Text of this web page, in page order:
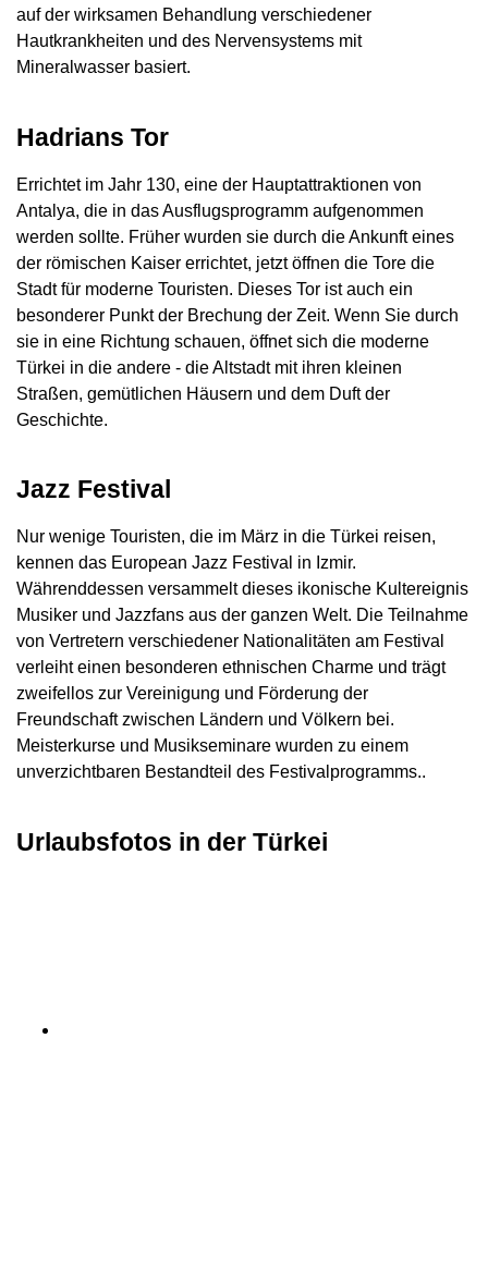
auf der wirksamen Behandlung verschiedener
Hautkrankheiten und des Nervensystems mit
Mineralwasser basiert.
Hadrians Tor
Errichtet im Jahr 130, eine der Hauptattraktionen von
Antalya, die in das Ausflugsprogramm aufgenommen
werden sollte. Früher wurden sie durch die Ankunft eines
der römischen Kaiser errichtet, jetzt öffnen die Tore die
Stadt für moderne Touristen. Dieses Tor ist auch ein
besonderer Punkt der Brechung der Zeit. Wenn Sie durch
sie in eine Richtung schauen, öffnet sich die moderne
Türkei in die andere - die Altstadt mit ihren kleinen
Straßen, gemütlichen Häusern und dem Duft der
Geschichte.
Jazz Festival
Nur wenige Touristen, die im März in die Türkei reisen,
kennen das European Jazz Festival in Izmir.
Währenddessen versammelt dieses ikonische Kultereignis
Musiker und Jazzfans aus der ganzen Welt. Die Teilnahme
von Vertretern verschiedener Nationalitäten am Festival
verleiht einen besonderen ethnischen Charme und trägt
zweifellos zur Vereinigung und Förderung der
Freundschaft zwischen Ländern und Völkern bei.
Meisterkurse und Musikseminare wurden zu einem
unverzichtbaren Bestandteil des Festivalprogramms..
Urlaubsfotos in der Türkei